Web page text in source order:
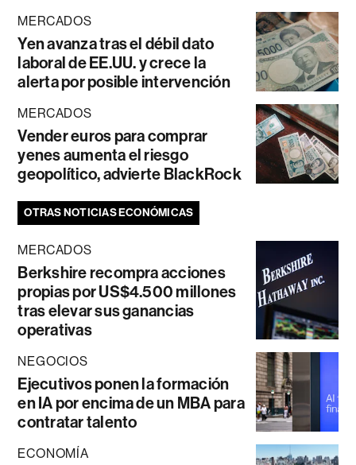
MERCADOS
Yen avanza tras el débil dato
laboral de EE.UU. y crece la
alerta por posible intervención
MERCADOS
Vender euros para comprar
yenes aumenta el riesgo
geopolítico, advierte BlackRock
OTRAS NOTICIAS ECONÓMICAS
MERCADOS
Berkshire recompra acciones
propias por US$4.500 millones
tras elevar sus ganancias
operativas
NEGOCIOS
Ejecutivos ponen la formación
en IA por encima de un MBA para
contratar talento
ECONOMÍA